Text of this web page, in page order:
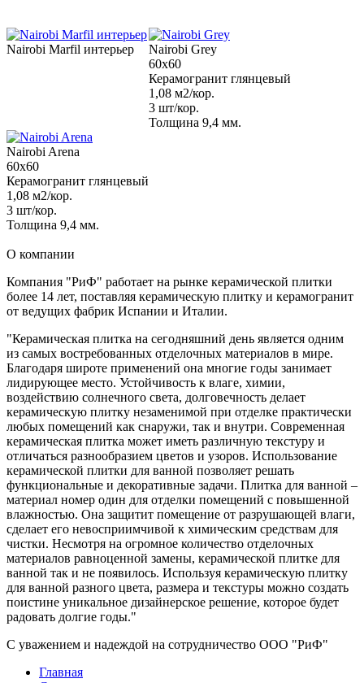
Nairobi Marfil интерьер
Nairobi Grey
60x60
Керамогранит глянцевый
1,08 м2/кор.
3 шт/кор.
Толщина 9,4 мм.
Nairobi Arena
60x60
Керамогранит глянцевый
1,08 м2/кор.
3 шт/кор.
Толщина 9,4 мм.
О компании
Компания "РиФ" работает на рынке керамической плитки
более 14 лет, поставляя керамическую плитку и керамогранит
от ведущих фабрик Испании и Италии.
"Керамическая плитка на сегодняшний день является одним
из самых востребованных отделочных материалов в мире.
Благодаря широте применений она многие годы занимает
лидирующее место. Устойчивость к влаге, химии,
воздействию солнечного света, долговечность делает
керамическую плитку незаменимой при отделке практически
любых помещений как снаружи, так и внутри. Современная
керамическая плитка может иметь различную текстуру и
отличаться разнообразием цветов и узоров. Использование
керамической плитки для ванной позволяет решать
функциональные и декоративные задачи. Плитка для ванной –
материал номер один для отделки помещений с повышенной
влажностью. Она защитит помещение от разрушающей влаги,
сделает его невосприимчивой к химическим средствам для
чистки. Несмотря на огромное количество отделочных
материалов равноценной замены, керамической плитке для
ванной так и не появилось. Используя керамическую плитку
для ванной разного цвета, размера и текстуры можно создать
поистине уникальное дизайнерское решение, которое будет
радовать долгие годы."
С уважением и надеждой на сотрудничество ООО "РиФ"
Главная